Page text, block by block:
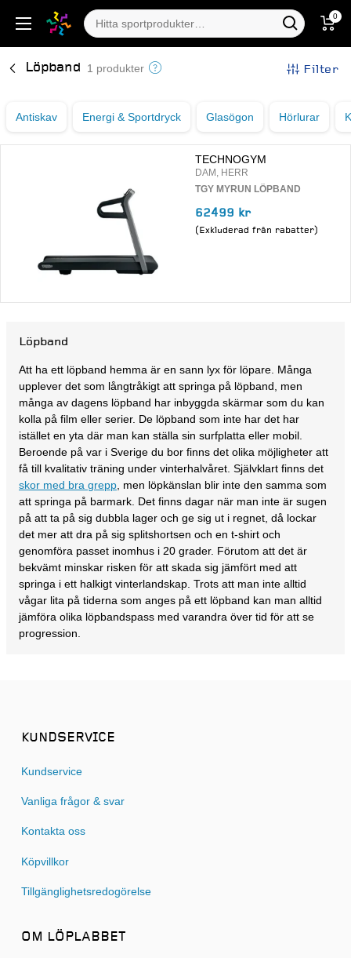
0
Löpband 1 produkter Filter
Antiskav Energi & Sportdryck Glasögon Hörlurar
TECHNOGYM
DAM, HERR
TGY MYRUN LÖPBAND
62499 kr
(Exkluderad från rabatter)
Löpband
Att ha ett löpband hemma är en sann lyx för löpare. Många
upplever det som långtråkigt att springa på löpband, men
många av dagens löpband har inbyggda skärmar som du kan
kolla på film eller serier. De löpband som inte har det har
istället en yta där man kan ställa sin surfplatta eller mobil.
Beroende på var i Sverige du bor finns det olika möjligheter att
få till kvalitativ träning under vinterhalvåret. Självklart finns det
skor med bra grepp, men löpkänslan blir inte den samma som
att springa på barmark. Det finns dagar när man inte är sugen
på att ta på sig dubbla lager och ge sig ut i regnet, då lockar
det mer att dra på sig splitshortsen och en t-shirt och
genomföra passet inomhus i 20 grader. Förutom att det är
bekvämt minskar risken för att skada sig jämfört med att
springa i ett halkigt vinterlandskap. Trots att man inte alltid
vågar lita på tiderna som anges på ett löpband kan man alltid
jämföra olika löpbandspass med varandra över tid för att se
progression.
KUNDSERVICE
Kundservice
Vanliga frågor & svar
Kontakta oss
Köpvillkor
Tillgänglighetsredogörelse
OM LÖPLABBET